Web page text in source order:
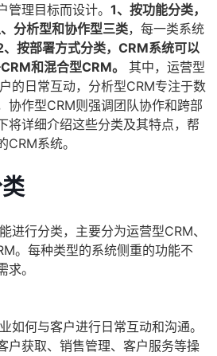
理目标而设计。 1、按功能分类，
分析型和协作型三类，每一类系统
、按部署方式分类，CRM系统可以
和混合型CRM。
其中，运营型
的日常互动，分析型CRM专注于数
协作型CRM则强调团队协作和跨部
将详细介绍这些分类及其特点，帮
系统。
进行分类，主要分为运营型CRM、
。每种类型的系统侧重的功能不
。
如何与客户进行日常互动和沟通。
户获取、销售管理、客户服务等操